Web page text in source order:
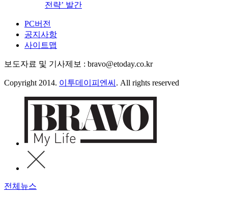
전략’ 발간
PC버전
공지사항
사이트맵
보도자료 및 기사제보 : bravo@etoday.co.kr
Copyright 2014. 이투데이피엔씨 . All rights reserved
전체뉴스